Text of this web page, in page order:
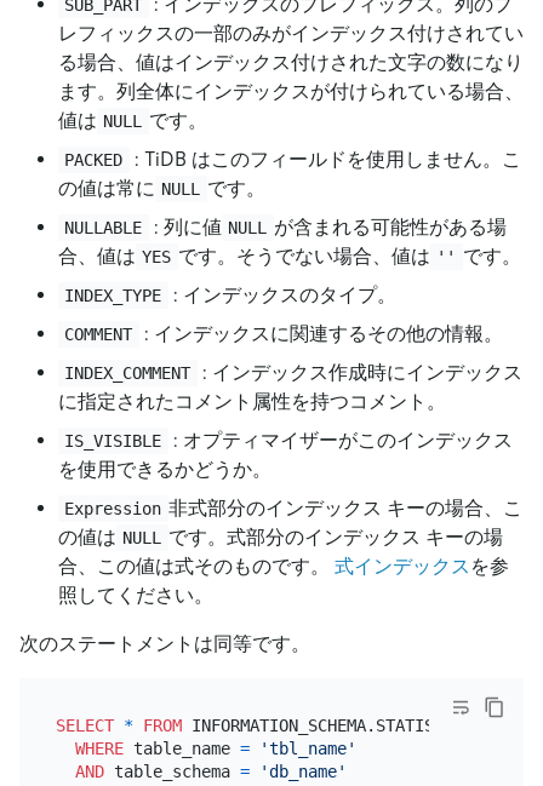
SUB_PART
レフィックスの一部のみがインデックス付けされてい
る場合、値はインデックス付けされた文字の数になり
ます。列全体にインデックスが付けられている場合、
値は NULL です。
PACKED
: TiDB はこのフィールドを使用しません。こ
の値は常に NULL です。
NULLABLE : 列に値 NULL
が含まれる可能性がある場
合、値は YES です。そうでない場合、値は '' です。
INDEX_TYPE : インデックスのタイプ。
COMMENT : インデックスに関連するその他の情報。
INDEX_COMMENT
: インデックス作成時にインデックス
に指定されたコメント属性を持つコメント。
IS_VISIBLE
: オプティマイザーがこのインデックス
を使用できるかどうか。
Expression 非式部分のインデックス キーの場合、こ
の値は NULL
です。式部分のインデックス キーの場
合、この値は式そのものです。 式インデックス を参
照してください。
次のステートメントは同等です。
SELECT * FROM INFORMATION_SCHEMA.STATISTICS
WHERE table_name =
'tbl_name'
AND table_schema = 'db_name'